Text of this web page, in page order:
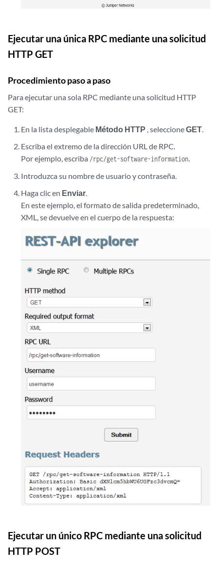
Ejecutar una única RPC mediante una solicitud
HTTP GET
Procedimiento paso a paso
Para ejecutar una sola RPC mediante una solicitud HTTP
GET:
En la lista desplegable Método HTTP , seleccioneGET
Escriba el extremo de la dirección URL de RPC.
Por ejemplo, escriba /rpc/get-software-information
Introduzca su nombre de usuario y contraseña.
Haga clic en Enviar
En este ejemplo, el formato de salida predeterminado,
XML, se devuelve en el cuerpo de la respuesta:
Ejecutar un único RPC mediante una solicitud
HTTP POST